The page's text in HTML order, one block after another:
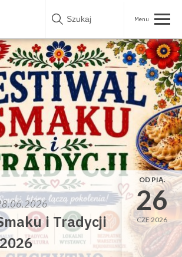
i Tradycji
OD PIĄ.
26
CZE 2026